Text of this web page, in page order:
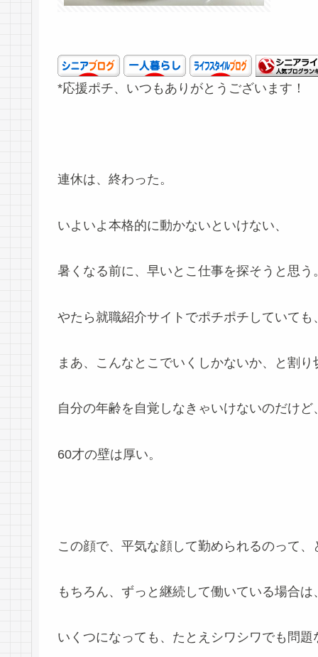
*応援ポチ、いつもありがとうございます！
連休は、終わった。
いよいよ本格的に動かないといけない、
暑くなる前に、早いとこ仕事を探そうと思う
やたら就職紹介サイトでポチポチしていても
まあ、こんなとこでいくしかないか、と割
自分の年齢を自覚しなきゃいけないのだけど
60才の壁は厚い。
この顔で、平気な顔して勤められるのって
もちろん、ずっと継続して働いている場合は
いくつになっても、たとえシワシワでも問題